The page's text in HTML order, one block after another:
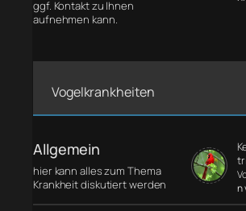
ggf. Kontakt zu Ihnen
aufnehmen kann.
Vogelkrankheiten
Allgemein
hier kann alles zum Thema
Krankheit diskutiert werden
n